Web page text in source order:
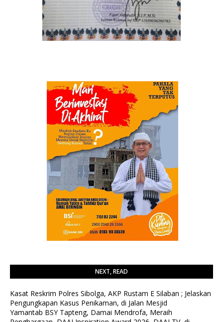
NEXT, READ
Kasat Reskrim Polres Sibolga, AKP Rustam E Silaban ; Jelaskan
Pengungkapan Kasus Penikaman, di Jalan Mesjid
Yamantab BSY Tapteng, Damai Mendrofa, Meraih